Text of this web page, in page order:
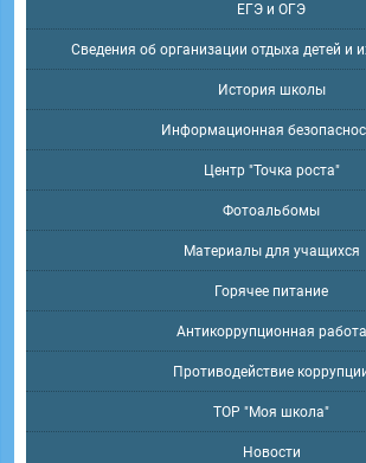
ЕГЭ и ОГЭ
Сведения об организации отдыха детей и
История школы
Информационная
Центр "Точка роста"
Фотоальбомы
Материалы для учащихся
Горячее питание
Антикоррупционная работа
Противодействие
ТОР "Моя школа"
Новости